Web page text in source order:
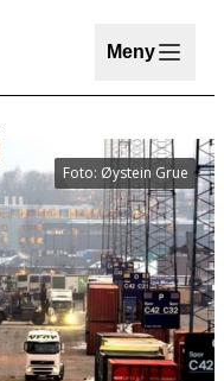
Meny
Foto: Øystein Grue